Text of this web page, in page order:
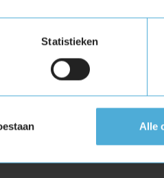
Statistieken
Alle
aan het
235